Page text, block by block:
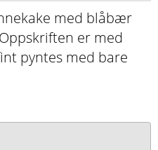
med blåbær
er med
pyntes med bare